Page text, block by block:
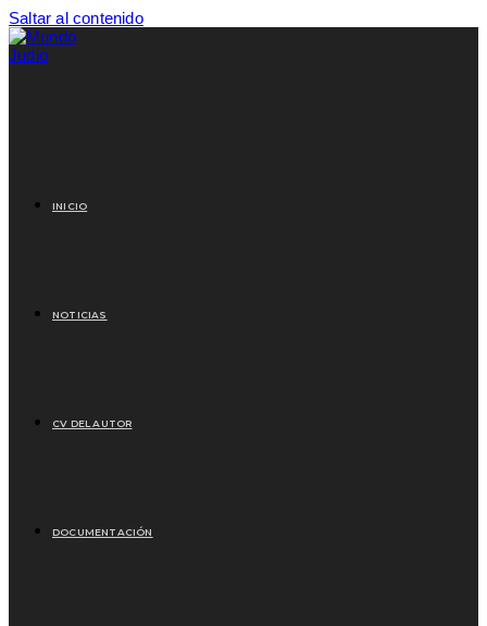
Saltar al contenido
INICIO
NOTICIAS
CV DEL AUTOR
DOCUMENTACIÓN